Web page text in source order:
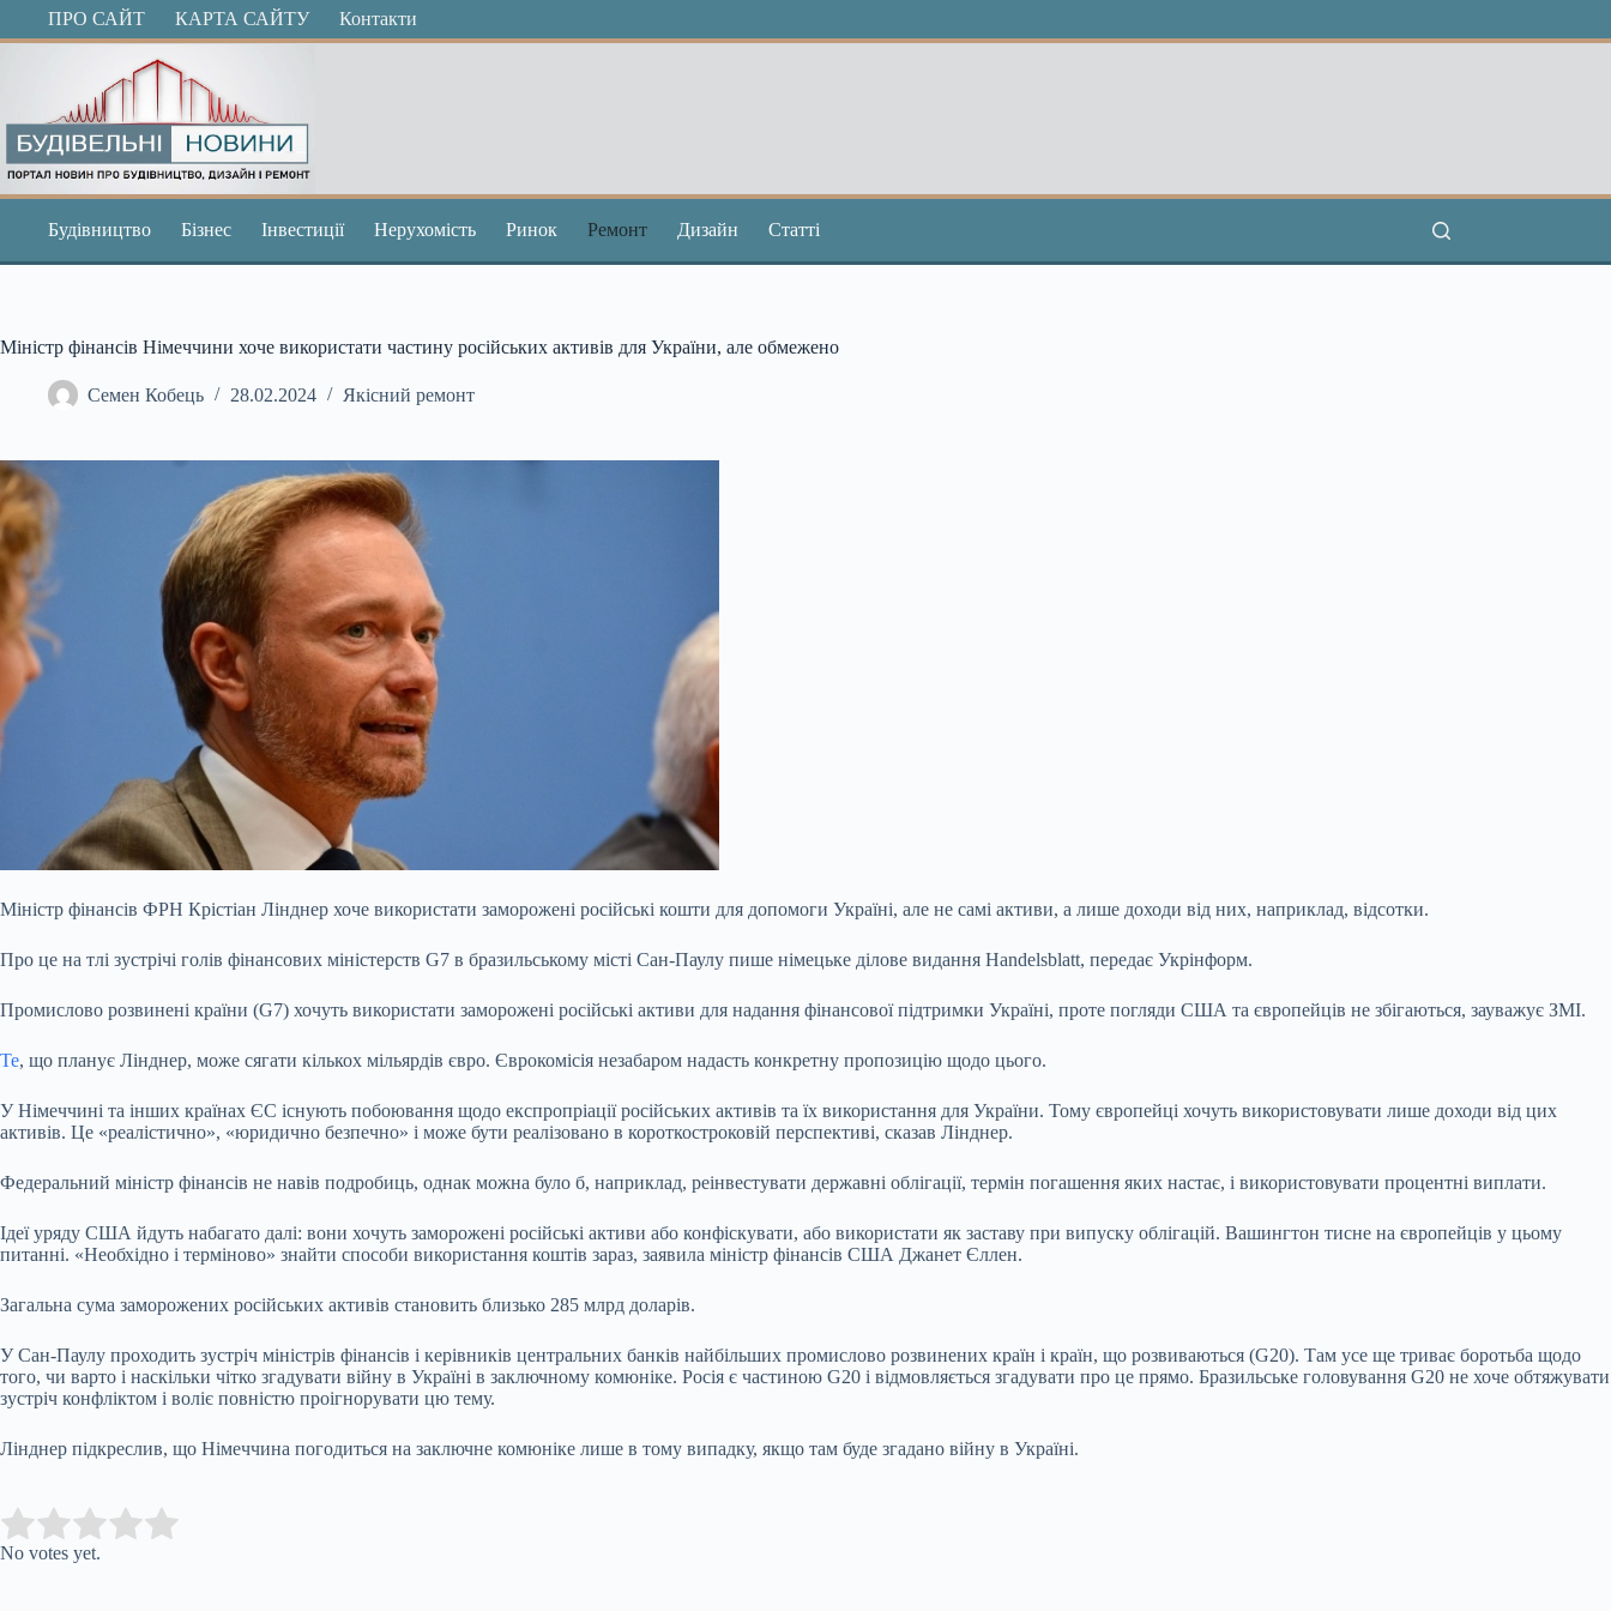
ПерейтиПРО САЙТ КАРТА САЙТУ Контакти
Будівництво Бізнес Інвестиції Нерухомість Ринок Ремонт Дизайн Статті
Міністр фінансів Німеччини хоче використати частину російських активів для України, але обмежено
Семен Кобець 28.02.2024 Якісний ремонт
Міністр фінансів ФРН Крістіан Лінднер хоче використати заморожені російські кошти для допомоги Україні, але не самі активи, а лише доходи від них, наприклад, відсотки.
Про це на тлі зустрічі голів фінансових міністерств G7 в бразильському місті Сан-Паулу пише німецьке ділове видання Handelsblatt, передає Укрінформ.
Промислово розвинені країни (G7) хочуть використати заморожені російські активи для надання фінансової підтримки Україні, проте погляди США та європейців не збігаються, зауважує ЗМІ.
Те, що планує Лінднер, може сягати кількох мільярдів євро. Єврокомісія незабаром надасть конкретну пропозицію щодо цього.
У Німеччині та інших країнах ЄС існують побоювання щодо експропріації російських активів та їх використання для України. Тому європейці хочуть використовувати лише доходи від цих
активів. Це «реалістично», «юридично безпечно» і може бути реалізовано в короткостроковій перспективі, сказав Лінднер.
Федеральний міністр фінансів не навів подробиць, однак можна було б, наприклад, реінвестувати державні облігації, термін погашення яких настає, і використовувати процентні виплати.
Ідеї ​​уряду США йдуть набагато далі: вони хочуть заморожені російські активи або конфіскувати, або використати як заставу при випуску облігацій. Вашингтон тисне на європейців у цьому
питанні. «Необхідно і терміново» знайти способи використання коштів зараз, заявила міністр фінансів США Джанет Єллен.
Загальна сума заморожених російських активів становить близько 285 млрд доларів.
У Сан-Паулу проходить зустріч міністрів фінансів і керівників центральних банків найбільших промислово розвинених країн і країн, що розвиваються (G20). Там усе ще триває боротьба щодо
того, чи варто і наскільки чітко згадувати війну в Україні в заключному комюніке. Росія є частиною G20 і відмовляється згадувати про це прямо. Бразильське головування G20 не хоче обтяжувати
зустріч конфліктом і воліє повністю проігнорувати цю тему.
Лінднер підкреслив, що Німеччина погодиться на заключне комюніке лише в тому випадку, якщо там буде згадано війну в Україні.
Rate this item:
No votes yet.